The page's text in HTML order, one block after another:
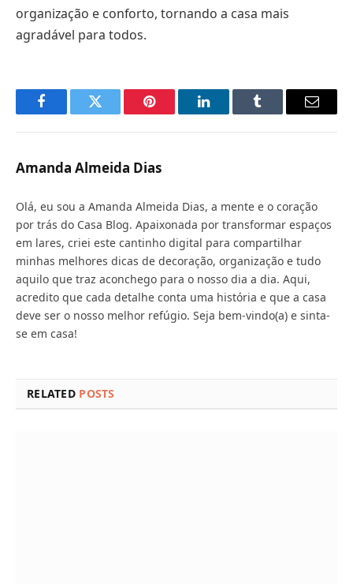
organização e conforto, tornando a casa mais
agradável para todos.
FacebookTwitter Pinterest LinkedInTumblr Email
Amanda Almeida Dias
Olá, eu sou a Amanda Almeida Dias, a mente e o coração
por trás do Casa Blog. Apaixonada por transformar espaços
em lares, criei este cantinho digital para compartilhar
minhas melhores dicas de decoração, organização e tudo
aquilo que traz aconchego para o nosso dia a dia. Aqui,
acredito que cada detalhe conta uma história e que a casa
deve ser o nosso melhor refúgio. Seja bem-vindo(a) e sinta-
se em casa!
RELATED POSTS